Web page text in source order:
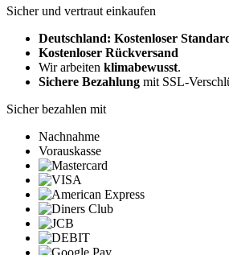
Sicher und vertraut einkaufen
Deutschland: Kostenloser
Kostenloser Rückversand
Wir arbeiten klimabewusst.
Sichere Bezahlung mit SSL-
Sicher bezahlen mit
Nachnahme
Vorauskasse